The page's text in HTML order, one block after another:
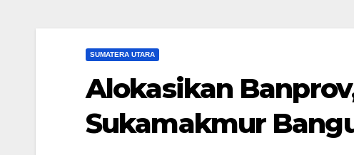
SUMATERA UTARA
Alokasikan
Sukamakmur